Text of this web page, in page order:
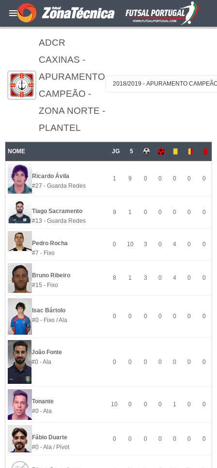
ADCR
CAXINAS -
APURAMENTO
CAMPEÃO -
ZONA NORTE -
PLANTEL
2018/2019 - APURAMENTO
NOME JG 5
Ricardo Ávila
#27 - Guarda Redes
1 9 0 0 0 0 0
Tiago Sacramento
#13 - Guarda Redes
9 1 0 0 0 0 0
Pedro Rocha
#7 - Fixo
0 10 3 0 4 0 0
Bruno Ribeiro
#15 - Fixo
8 1 3 0 4 0 0
Isac Bártolo
#0 - Fixo / Ala
0 0 0 0 0 0 0
João Fonte
#0 - Ala
0 0 0 0 0 0 0
Tonante
#0 - Ala
10 0 0 0 1 0 0
Fábio Duarte
#0 - Ala / Pivot
0 0 0 0 0 0 0